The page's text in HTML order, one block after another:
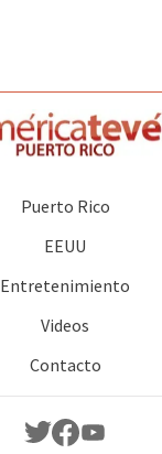
Puerto Rico
EEUU
Entretenimiento
Videos
Contacto